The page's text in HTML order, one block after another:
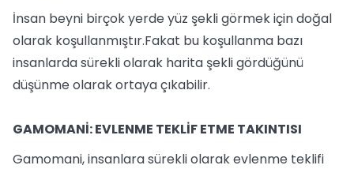
İnsan beyni birçok yerde yüz şekli görmek için doğal
olarak koşullanmıştır.Fakat bu koşullanma bazı
insanlarda sürekli olarak harita şekli gördüğünü
düşünme olarak ortaya çıkabilir.
GAMOMANİ: EVLENME TEKLİF ETME TAKINTISI
Gamomani, insanlara sürekli olarak evlenme teklifi